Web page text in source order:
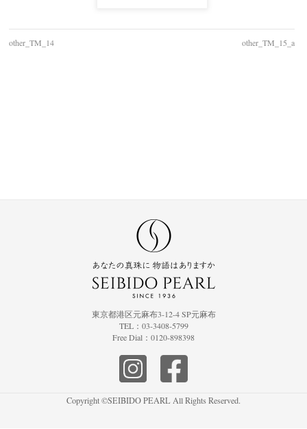
other_TM_14 other_TM_15_a
東京都港区元麻布3-12-4 SP元麻布
TEL：03-3408-5799
Free Dial：0120-898398
Copyright ©SEIBIDO PEARL All Rights Reserved.